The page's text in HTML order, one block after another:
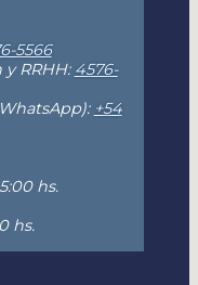
5566
RRHH: 4576-
+54
hs.
hs.